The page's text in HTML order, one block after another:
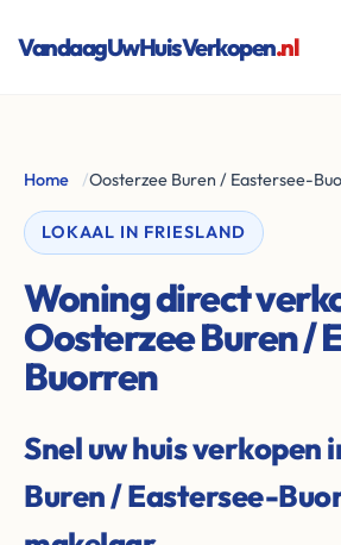
VandaagUwHuisVerkopen.nl
Home /Oosterzee Buren / Eastersee-
LOKAAL IN FRIESLAND
Woning direct
Oosterzee Buren /
Buorren
Snel uw huis verkopen
Buren / Eastersee-